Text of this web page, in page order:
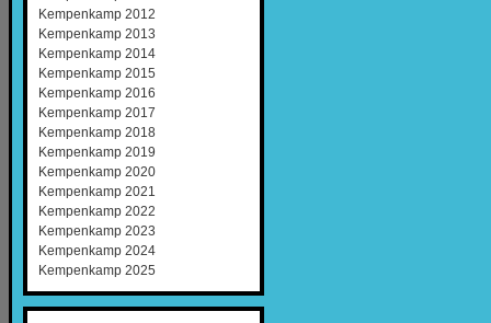
Kempenkamp 2012
Kempenkamp 2013
Kempenkamp 2014
Kempenkamp 2015
Kempenkamp 2016
Kempenkamp 2017
Kempenkamp 2018
Kempenkamp 2019
Kempenkamp 2020
Kempenkamp 2021
Kempenkamp 2022
Kempenkamp 2023
Kempenkamp 2024
Kempenkamp 2025